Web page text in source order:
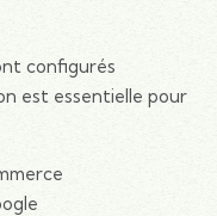
configurés
est essentielle pour